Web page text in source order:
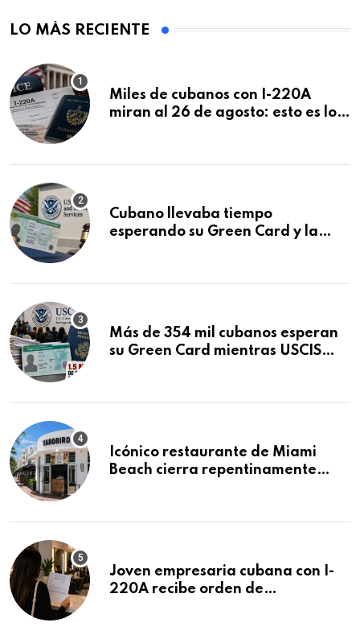
LO MÁS RECIENTE
Miles de cubanos con I-220A
miran al 26 de agosto: esto es lo
Cubano llevaba tiempo
esperando su Green Card y la
Más de 354 mil cubanos esperan
su Green Card mientras USCIS
Icónico restaurante de Miami
Beach cierra repentinamente
Joven empresaria cubana con I-
220A recibe orden de